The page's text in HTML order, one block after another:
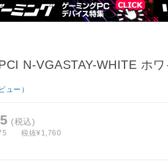
N-VGASTAY-WHITE ホ
ュー）
(税込)
税抜¥1,760